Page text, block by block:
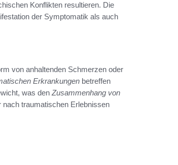
Konflikten resultieren. Die
der Symptomatik als auch
von anhaltenden Schmerzen oder
Erkrankungen betreffen
was den Zusammenhang von
traumatischen Erlebnissen